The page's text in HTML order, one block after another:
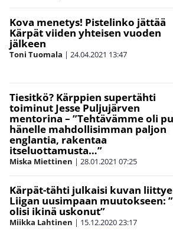
Kova menetys! Pistelinko jättää
Kärpät viiden yhteisen vuoden
jälkeen
Toni Tuomala | 24.04.2021 13:47
Tiesitkö? Kärppien supertähti
toiminut Jesse Puljujärven
mentorina – ”Tehtävämme oli
hänelle mahdollisimman paljon
englantia, rakentaa
itseluottamusta…”
Miska Miettinen | 28.01.2021 07:25
Kärpät-tähti julkaisi kuvan
Liigan uusimpaan muutokseen:
olisi ikinä uskonut”
Miikka Lahtinen | 15.12.202023:17